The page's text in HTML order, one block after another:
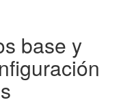
base y